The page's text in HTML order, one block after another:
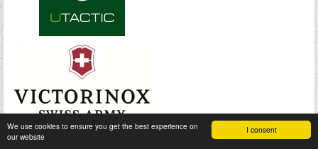
I consent
We use cookies to ensure you get the best experience on
our website